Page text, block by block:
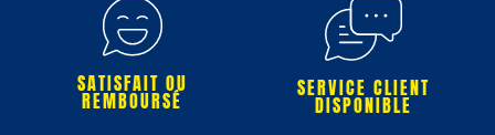
SATISFAIT OU
REMBOURSÉ SERVICE CLIENT
DISPONIBLE